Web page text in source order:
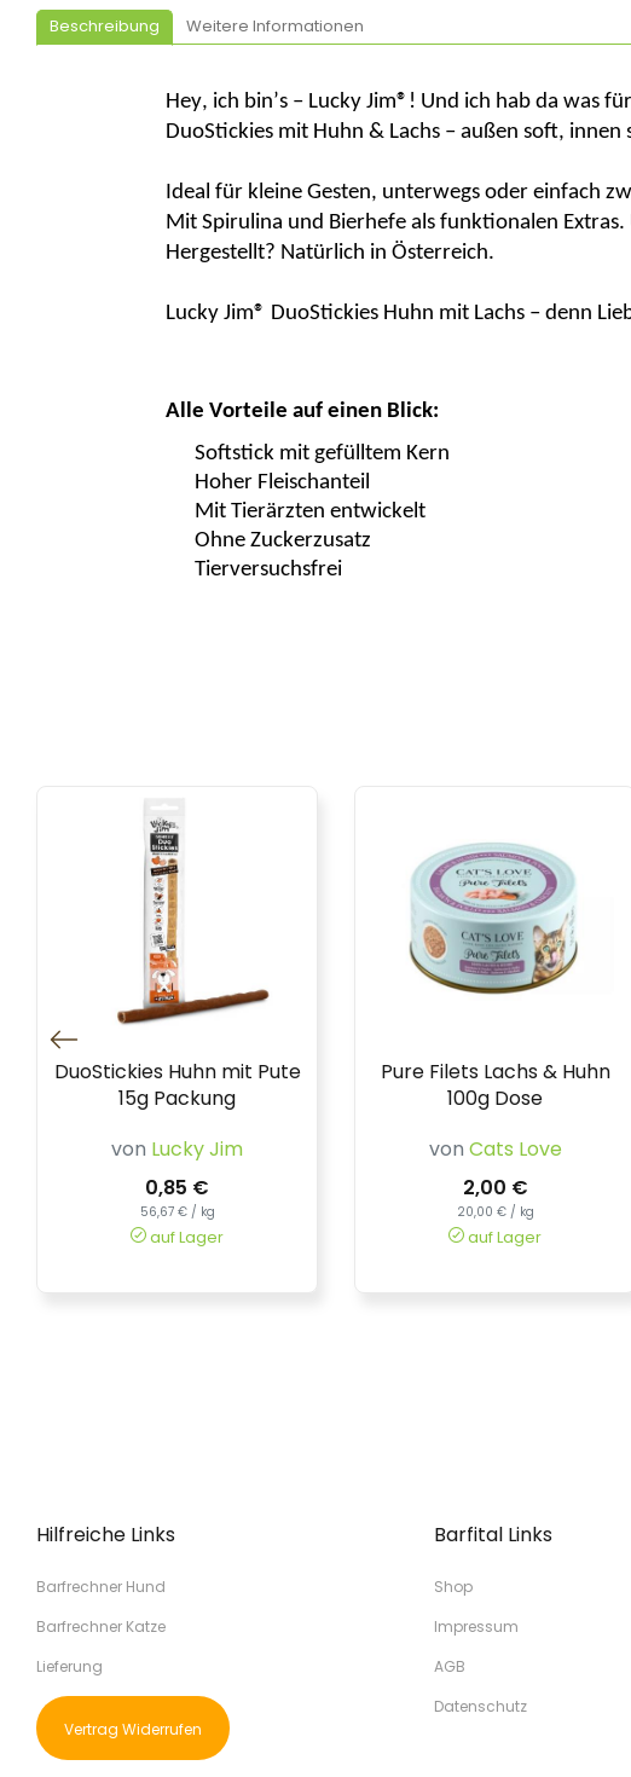
Beschreibung Weitere Informationen
Hey, ich bin’s – Lucky Jim®! Und ich hab da was für
DuoStickies mit Huhn & Lachs – außen soft, innen
Ideal für kleine Gesten, unterwegs oder einfach
Mit Spirulina und Bierhefe als funktionalen Extras.
Hergestellt? Natürlich in Österreich.
Lucky Jim® DuoStickies Huhn mit Lachs – denn
Alle Vorteile auf einen Blick:
Softstick mit gefülltem Kern
Hoher Fleischanteil
Mit Tierärzten entwickelt
Ohne Zuckerzusatz
Tierversuchsfrei
DuoStickies Huhn mit Pute
15g Packung
von Lucky Jim
0,85 €
56,67 € / kg
auf Lager
Pure Filets Lachs & Huhn
100g Dose
von Cats Love
2,00 €
20,00 € / kg
auf Lager
Hilfreiche Links
Barfrechner Hund
Barfrechner Katze
Lieferung
Vertrag Widerrufen
Barfital Links
Shop
Impressum
AGB
Datenschutz